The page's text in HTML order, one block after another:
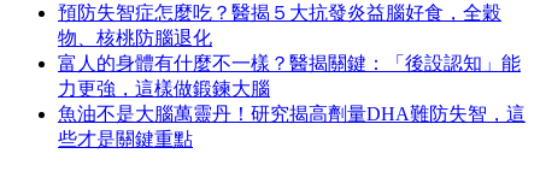
預防失智症怎麼吃？醫揭５大抗發炎益腦好食，全穀
物、核桃防腦退化
富人的身體有什麼不一樣？醫揭關鍵：「後設認知」能
力更強，這樣做鍛鍊大腦
魚油不是大腦萬靈丹！研究揭高劑量DHA難防失智，這
些才是關鍵重點